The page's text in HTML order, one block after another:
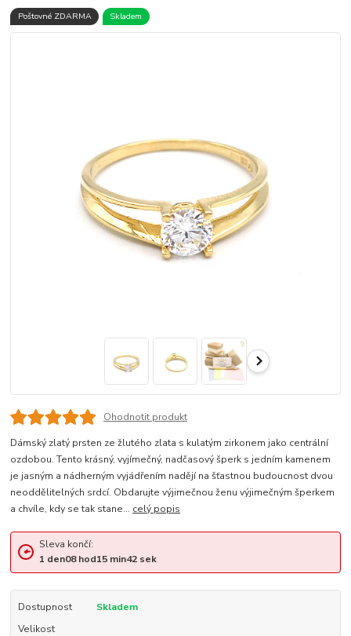
Poštovné ZDARMA Skladem
Ohodnotit produkt
Dámský zlatý prsten ze žlutého zlata s kulatým zirkonem jako centrální
ozdobou. Tento krásný, vyjímečný, nadčasový šperk s jedním kamenem
je jasným a nádherným vyjádřením nadějí na šťastnou budoucnost dvou
neoddělitelných srdcí. Obdarujte výjimečnou ženu výjimečným šperkem
a chvíle, kdy se tak stane... celý popis
Sleva končí:
1 den08hod15min42sek
Dostupnost
Skladem
Velikost